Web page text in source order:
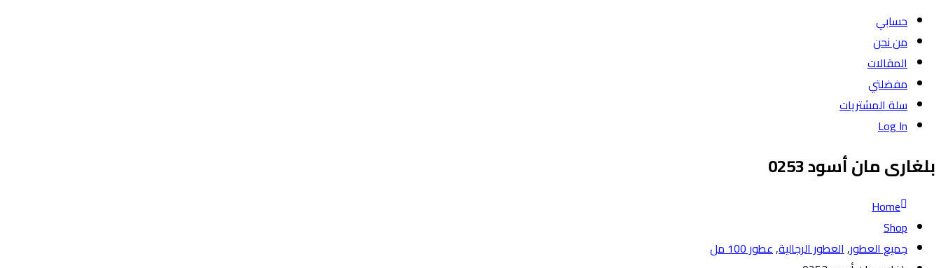
حسابي
من نحن
المقالات
مفضلتي
سلة المشتريات
Log In
بلغارى مان أسود 0253
Home
Shop
جميع العطور,العطور الرجالية,عطور 100 مل